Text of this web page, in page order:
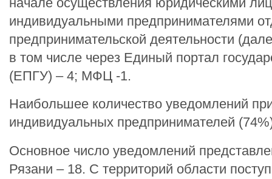
индивидуальными предпринимателями
предпринимательской деятельности
в том числе через Единый портал
(ЕПГУ) – 4; МФЦ -1.
Наибольшее количество уведомлений
индивидуальных предпринимателей
Основное число уведомлений
Рязани – 18. С территорий области